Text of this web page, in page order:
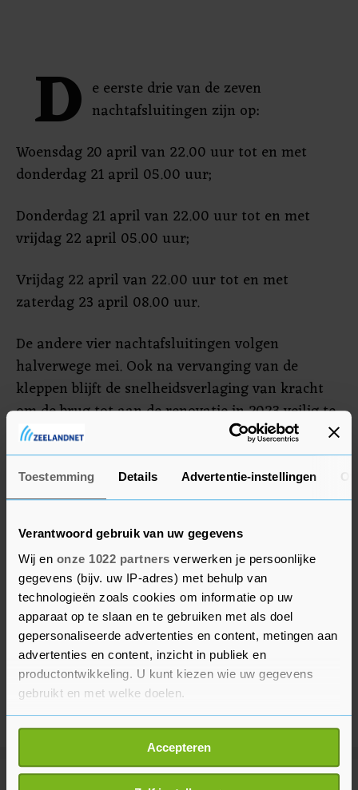
Toestemming Details Advertentie-instellingen
Verantwoord gebruik van uw gegevens
Wij en onze 1022 partners verwerken je persoonlijke
gegevens (bijv. uw IP-adres) met behulp van
technologieën zoals cookies om informatie op uw
apparaat op te slaan en te gebruiken met als doel
gepersonaliseerde advertenties en content, metingen aan
advertenties en content, inzicht in publiek en
productontwikkeling. U kunt kiezen wie uw gegevens
gebruikt en met welke doelen.
Als u het toestaat, willen we ook graag:
Informatie verzamelen over uw geografische
locatie, die tot een paar meter nauwkeurig kan zijn
Accepteren
D e eerste drie van de zeven
nachtafsluitingen zijn op:
Woensdag 20 april van 22.00 uur tot en met
donderdag 21 april 05.00 uur;
Donderdag 21 april van 22.00 uur tot en met
vrijdag 22 april 05.00 uur;
Vrijdag 22 april van 22.00 uur tot en met
zaterdag 23 april 08.00 uur.
De andere vier nachtafsluitingen volgen
halverwege mei. Ook na vervanging van de
kleppen blijft de snelheidsverlaging van kracht
om de brug tot aan de renovatie in 2023 veilig te
houden.